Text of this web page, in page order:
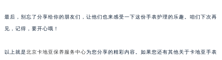
最后，别忘了分享给你的朋友们，让他们也来感受一下这份手表护理的乐趣。咱们下次再
见，记得，要开心哦！
以上就是北京卡地亚保养服务中心为您分享的精彩内容。如果您还有其他关于卡地亚手表